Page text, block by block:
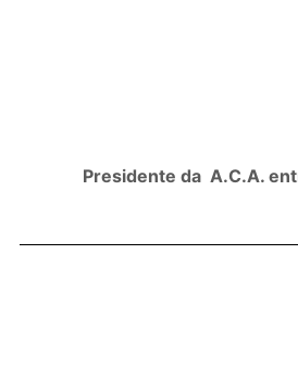
Presidente da A.C.A.